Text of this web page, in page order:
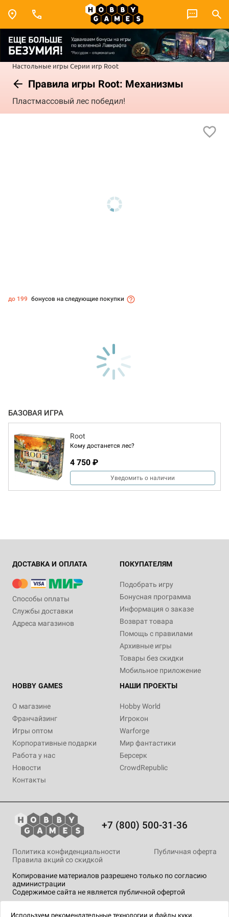
Настольные игры Серии игр Root
Правила игры Root: Механизмы
Пластмассовый лес победил!
до 199 бонусов на следующие покупки
БАЗОВАЯ ИГРА
Root
Кому достанется лес?
4 750 ₽
Уведомить о наличии
ДОСТАВКА И ОПЛАТА
Способы оплаты
Службы доставки
Адреса магазинов
ПОКУПАТЕЛЯМ
Подобрать игру
Бонусная программа
Информация о заказе
Возврат товара
Помощь с правилами
Архивные игры
Товары без скидки
Мобильное приложение
HOBBY GAMES
О магазине
Франчайзинг
Игры оптом
Корпоративные подарки
Работа у нас
Новости
Контакты
НАШИ ПРОЕКТЫ
Hobby World
Игрокон
Warforge
Мир фантастики
Берсерк
CrowdRepublic
+7 (800) 500-31-36
Копирование материалов разрешено только по согласию
администрации
Содержимое сайта не является публичной офертой
Политика конфиденциальности
Публичная оферта
Правила акций со скидкой
технологии.
Используем рекомендательные технологии и файлы куки.